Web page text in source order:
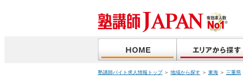
塾講師バイト求人情報トップ＞ 地域から探す ＞ 東海 ＞ 三重県